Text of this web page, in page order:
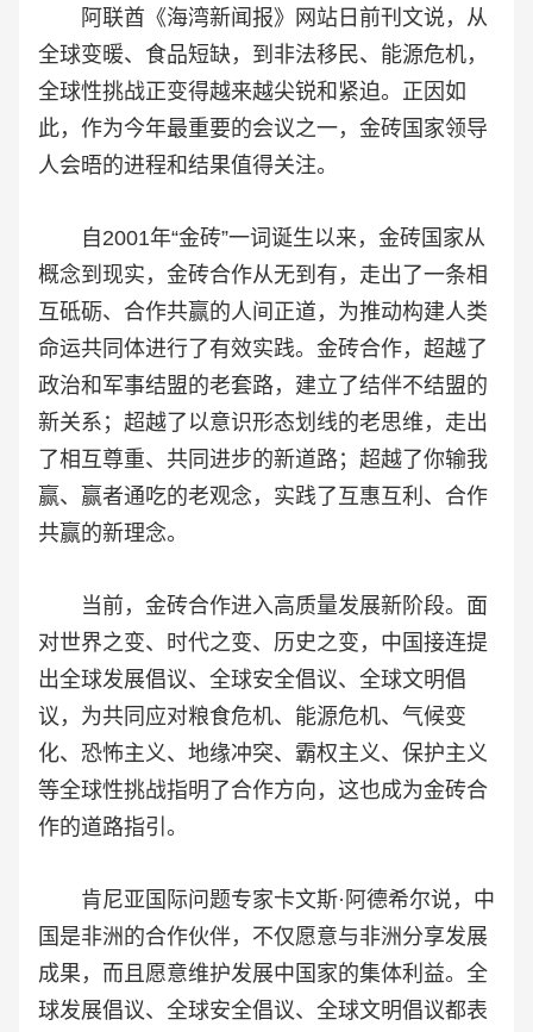
阿联酋《海湾新闻报》网站日前刊文说，从
全球变暖、食品短缺，到非法移民、能源危机，
全球性挑战正变得越来越尖锐和紧迫。正因如
此，作为今年最重要的会议之一，金砖国家领导
人会晤的进程和结果值得关注。
自2001年“金砖”一词诞生以来，金砖国家从
概念到现实，金砖合作从无到有，走出了一条相
互砥砺、合作共赢的人间正道，为推动构建人类
命运共同体进行了有效实践。金砖合作，超越了
政治和军事结盟的老套路，建立了结伴不结盟的
新关系；超越了以意识形态划线的老思维，走出
了相互尊重、共同进步的新道路；超越了你输我
赢、赢者通吃的老观念，实践了互惠互利、合作
共赢的新理念。
当前，金砖合作进入高质量发展新阶段。面
对世界之变、时代之变、历史之变，中国接连提
出全球发展倡议、全球安全倡议、全球文明倡
议，为共同应对粮食危机、能源危机、气候变
化、恐怖主义、地缘冲突、霸权主义、保护主义
等全球性挑战指明了合作方向，这也成为金砖合
作的道路指引。
肯尼亚国际问题专家卡文斯·阿德希尔说，中
国是非洲的合作伙伴，不仅愿意与非洲分享发展
成果，而且愿意维护发展中国家的集体利益。全
球发展倡议、全球安全倡议、全球文明倡议都表